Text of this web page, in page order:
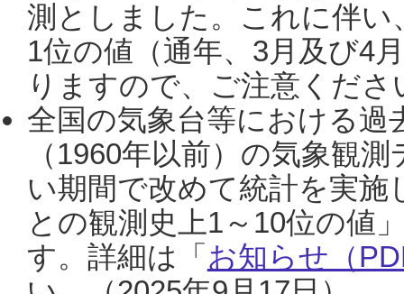
測としました。これに伴い
1位の値（通年、3月及び4
りますので、ご注意くだ
全国の気象台等における過
（1960年以前）の気象観
い期間で改めて統計を実
との観測史上1～10位の値
す。詳細は「 お知らせ（